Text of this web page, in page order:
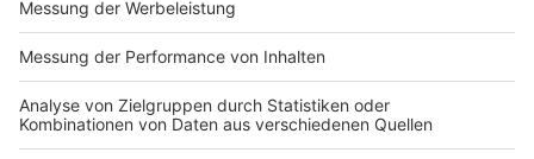
Impressum
Nutzungsbedingungen
Jobs
Kontakt
Studio-Hotline
Newsletter